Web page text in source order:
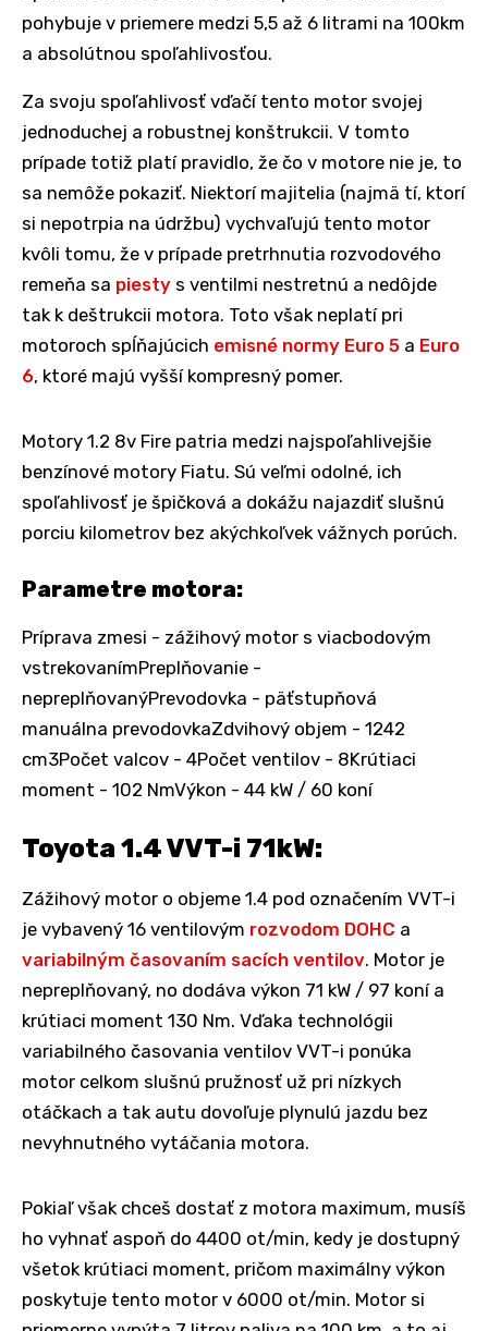
pohybuje v priemere medzi 5,5 až 6 litrami na 100km
a absolútnou spoľahlivosťou.
Za svoju spoľahlivosť vďačí tento motor svojej
jednoduchej a robustnej konštrukcii. V tomto
prípade totiž platí pravidlo, že čo v motore nie je, to
sa nemôže pokaziť. Niektorí majitelia (najmä tí, ktorí
si nepotrpia na údržbu) vychvaľujú tento motor
kvôli tomu, že v prípade pretrhnutia rozvodového
remeňa sa piesty s ventilmi nestretnú a nedôjde
tak k deštrukcii motora. Toto však neplatí pri
motoroch spĺňajúcich emisné normy Euro 5 a Euro
6, ktoré majú vyšší kompresný pomer.
Motory 1.2 8v Fire patria medzi najspoľahlivejšie
benzínové motory Fiatu. Sú veľmi odolné, ich
spoľahlivosť je špičková a dokážu najazdiť slušnú
porciu kilometrov bez akýchkoľvek vážnych porúch.
Parametre motora:
Príprava zmesi - zážihový motor s viacbodovým
vstrekovanímPreplňovanie -
nepreplňovanýPrevodovka - päťstupňová
manuálna prevodovkaZdvihový objem - 1242
cm3Počet valcov - 4Počet ventilov - 8Krútiaci
moment - 102 NmVýkon - 44 kW / 60 koní
Toyota 1.4 VVT-i 71kW:
Zážihový motor o objeme 1.4 pod označením VVT-i
je vybavený 16 ventilovým rozvodom DOHC a
variabilným časovaním sacích ventilov. Motor je
nepreplňovaný, no dodáva výkon 71 kW / 97 koní a
krútiaci moment 130 Nm. Vďaka technológii
variabilného časovania ventilov VVT-i ponúka
motor celkom slušnú pružnosť už pri nízkych
otáčkach a tak autu dovoľuje plynulú jazdu bez
nevyhnutného vytáčania motora.
Pokiaľ však chceš dostať z motora maximum, musíš
ho vyhnať aspoň do 4400 ot/min, kedy je dostupný
všetok krútiaci moment, pričom maximálny výkon
poskytuje tento motor v 6000 ot/min. Motor si